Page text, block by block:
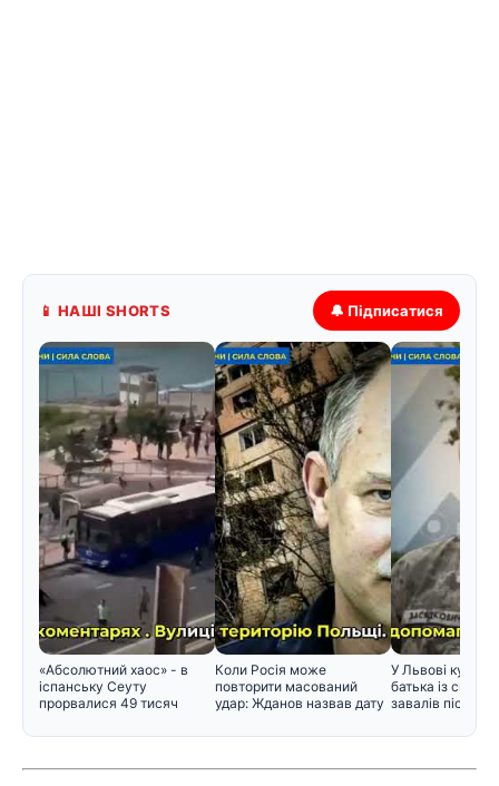
📱 НАШІ SHORTS 🔔 Підписатися
«Абсолютний хаос» - в
іспанську Сеуту
прорвалися 49 тисяч
Коли Росія може
повторити масований
удар: Жданов назвав дату
У Львові
батька із сином
завалів після